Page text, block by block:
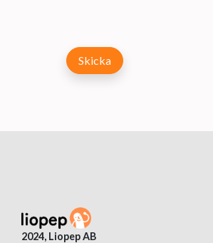
Skicka
2024, Liopep AB